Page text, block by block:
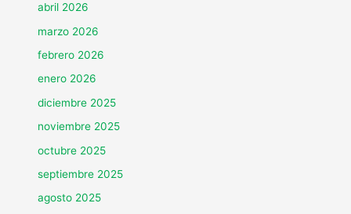
abril 2026
marzo 2026
febrero 2026
enero 2026
diciembre 2025
noviembre 2025
octubre 2025
septiembre 2025
agosto 2025